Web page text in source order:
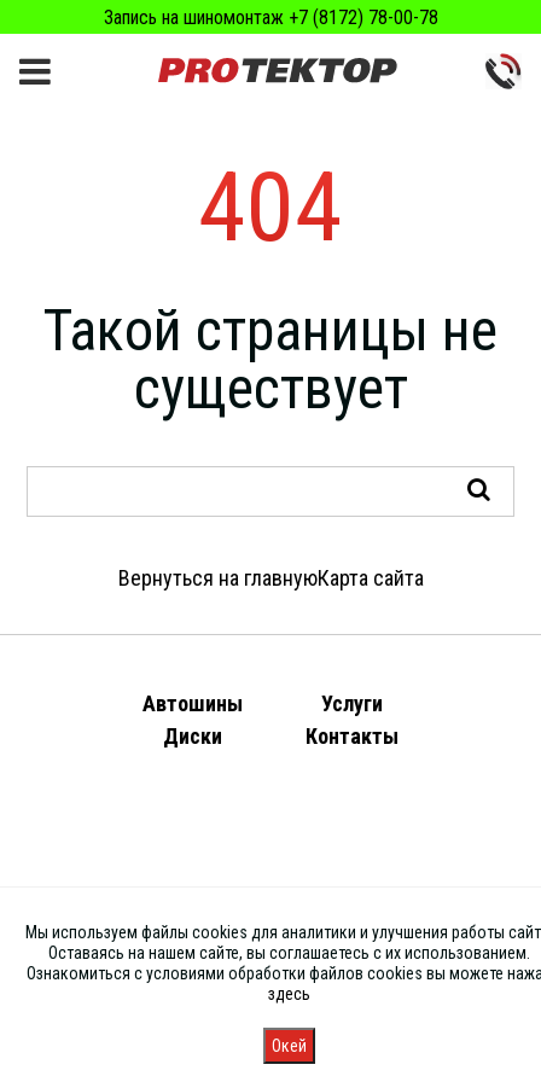
Запись на шиномонтаж +7 (8172) 78-00-78
404
Такой страницы не
существует
Вернуться на главнуюКарта сайта
Автошины
Диски
Услуги
Контакты
Запись
Мы используем файлы cookies для аналитики и улучшения работы
Оставаясь на нашем сайте, вы соглашаетесь с их использованием.
Ознакомиться с условиями обработки файлов cookies вы можете
здесь
Окей